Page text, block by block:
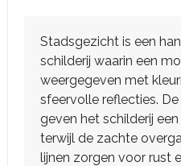
Stadsgezicht is een
schilderij waarin een
weergegeven met
sfeervolle reflecties.
geven het schilderij
terwijl de zachte
lijnen zorgen voor rust